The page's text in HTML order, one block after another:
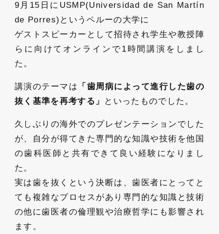
9月15日にUSMP(Universidad de San Martín
de Porres)というペルーの大学に
ゲストスピーカーとして招待され学生や教授陣
らに向けてオンラインで1時間講演をしまし
た。
講演のテーマは
「歯周病によって進行した歯の
抜く基準を再考する」
といったものでした。
久しぶりの海外でのプレゼンテーションでした
が、自分が得てきた専門的な知識や技術を他国
の歯科医師と共有できて良い経験になりまし
た。
実は歯を抜くという決断は、歯医者にとってと
ても複雑なプロセスがあり専門的な知識と技術
の他に歯医者の倫理観や治療哲学にも影響され
ます。